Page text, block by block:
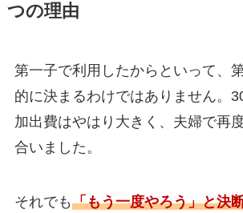
つの理由
第一子で利用したからといって、
的に決まるわけではありません。
加出費はやはり大きく、夫婦で再
合いました。
それでも「もう一度やろう」と決